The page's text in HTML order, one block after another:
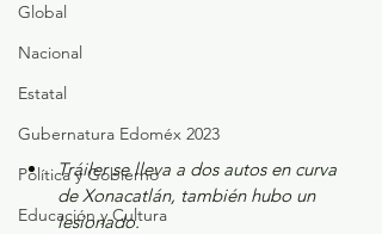
Global
Nacional
Estatal
Gubernatura Edoméx 2023
Política y Gobierno
Educación y Cultura
Tráiler se lleva a dos autos en curva
de Xonacatlán, también hubo un
lesionado.